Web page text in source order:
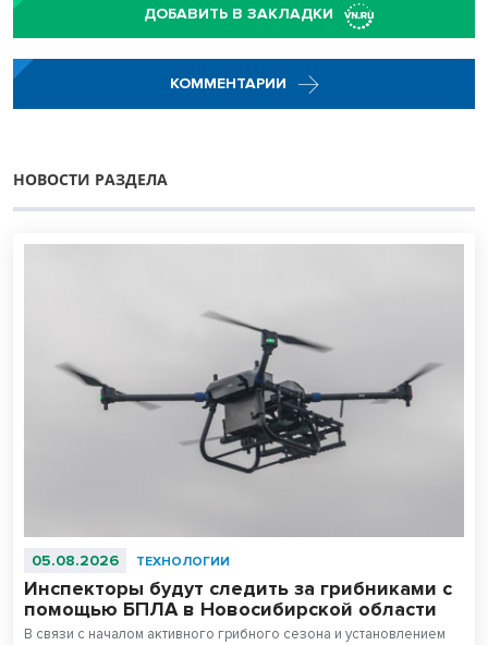
ДОБАВИТЬ В ЗАКЛАДКИ
КОММЕНТАРИИ
НОВОСТИ РАЗДЕЛА
05.08.2026 ТЕХНОЛОГИИ
Инспекторы будут следить за грибниками с
помощью БПЛА в Новосибирской области
В связи с началом активного грибного сезона и установлением